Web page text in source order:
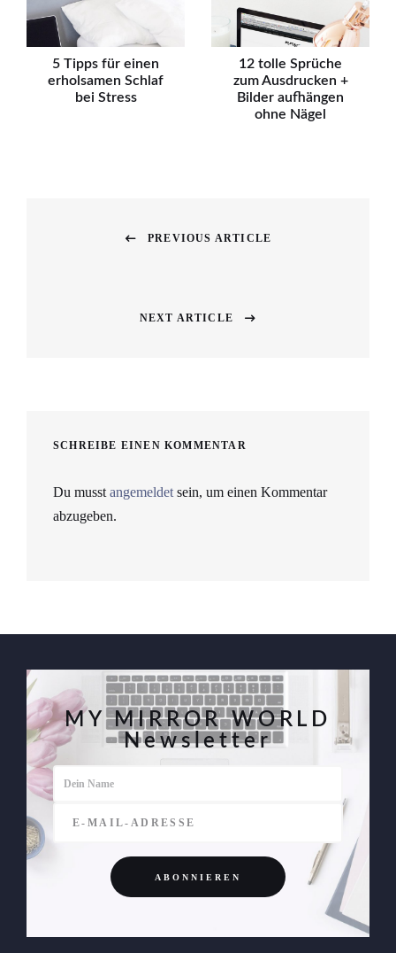
5 Tipps für einen
erholsamen Schlaf
bei Stress
12 tolle Sprüche
zum Ausdrucken +
Bilder aufhängen
ohne Nägel
PREVIOUS ARTICLE
NEXT ARTICLE
SCHREIBE EINEN KOMMENTAR
Du musst angemeldet sein, um einen Kommentar
abzugeben.
MY MIRROR WORLD
Newsletter